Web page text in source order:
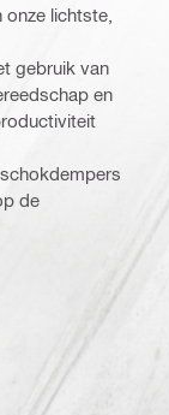
lichtste,
gebruik van
en
de